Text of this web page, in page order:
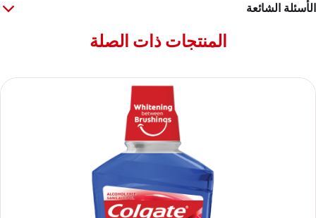
الأسئلة الشائعة
المنتجات ذات الصلة